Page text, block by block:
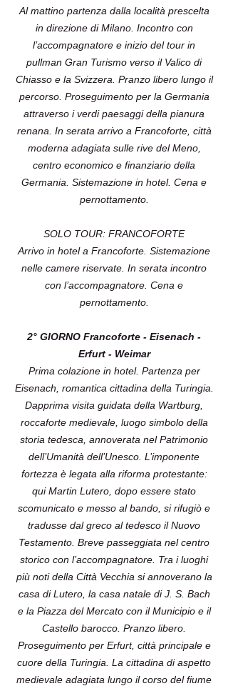
Al mattino partenza dalla località prescelta
in direzione di Milano. Incontro con
l’accompagnatore e inizio del tour in
pullman Gran Turismo verso il Valico di
Chiasso e la Svizzera. Pranzo libero lungo il
percorso. Proseguimento per la Germania
attraverso i verdi paesaggi della pianura
renana. In serata arrivo a Francoforte, città
moderna adagiata sulle rive del Meno,
centro economico e finanziario della
Germania. Sistemazione in hotel. Cena e
pernottamento.
SOLO TOUR: FRANCOFORTE
Arrivo in hotel a Francoforte. Sistemazione
nelle camere riservate. In serata incontro
con l’accompagnatore. Cena e
pernottamento.
2° GIORNO Francoforte - Eisenach -
Erfurt - Weimar
Prima colazione in hotel. Partenza per
Eisenach, romantica cittadina della Turingia.
Dapprima visita guidata della Wartburg,
roccaforte medievale, luogo simbolo della
storia tedesca, annoverata nel Patrimonio
dell’Umanità dell’Unesco. L’imponente
fortezza è legata alla riforma protestante:
qui Martin Lutero, dopo essere stato
scomunicato e messo al bando, si rifugiò e
tradusse dal greco al tedesco il Nuovo
Testamento. Breve passeggiata nel centro
storico con l’accompagnatore. Tra i luoghi
più noti della Città Vecchia si annoverano la
casa di Lutero, la casa natale di J. S. Bach
e la Piazza del Mercato con il Municipio e il
Castello barocco. Pranzo libero.
Proseguimento per Erfurt, città principale e
cuore della Turingia. La cittadina di aspetto
medievale adagiata lungo il corso del fiume